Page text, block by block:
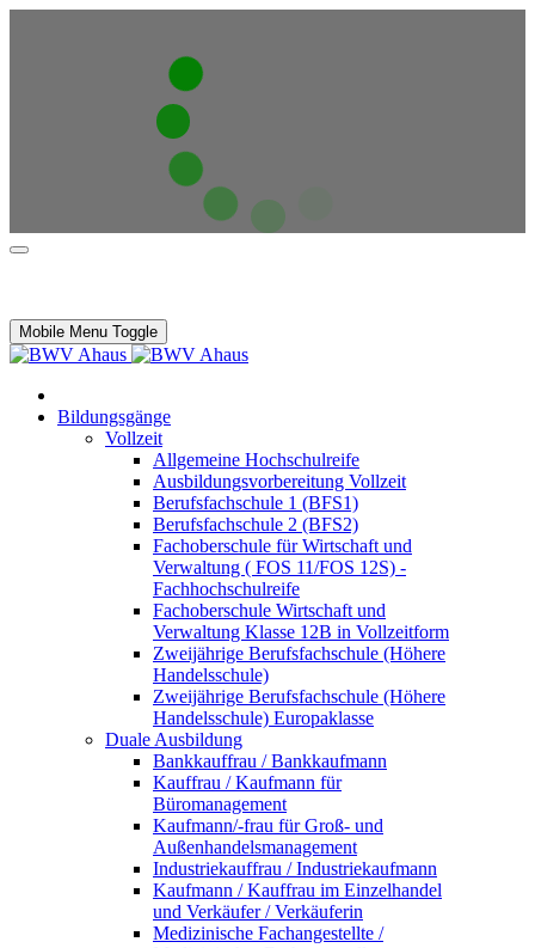
Mobile Menu Toggle
Bildungsgänge
Vollzeit
Allgemeine Hochschulreife
Ausbildungsvorbereitung Vollzeit
Berufsfachschule 1 (BFS1)
Berufsfachschule 2 (BFS2)
Fachoberschule für Wirtschaft und
Verwaltung ( FOS 11/FOS 12S) -
Fachhochschulreife
Fachoberschule Wirtschaft und
Verwaltung Klasse 12B in Vollzeitform
Zweijährige Berufsfachschule (Höhere
Handelsschule)
Zweijährige Berufsfachschule (Höhere
Handelsschule) Europaklasse
Duale Ausbildung
Bankkauffrau / Bankkaufmann
Kauffrau / Kaufmann für
Büromanagement
Kaufmann/-frau für Groß- und
Außenhandelsmanagement
Industriekauffrau / Industriekaufmann
Kaufmann / Kauffrau im Einzelhandel
und Verkäufer / Verkäuferin
Medizinische Fachangestellte /